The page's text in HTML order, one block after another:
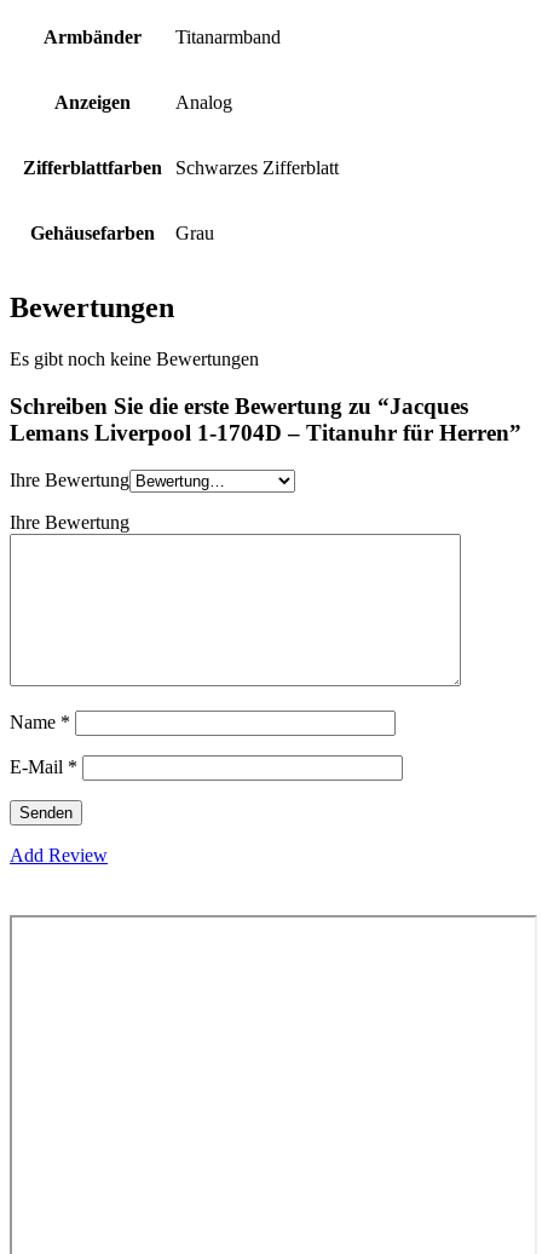
Armbänder Titanarmband
Anzeigen Analog
Zifferblattfarben Schwarzes Zifferblatt
Gehäusefarben Grau
Bewertungen
Es gibt noch keine Bewertungen
Schreiben Sie die erste Bewertung zu “Jacques
Lemans Liverpool 1-1704D – Titanuhr für Herren”
Ihre Bewertung
Ihre Bewertung
Name *
E-Mail *
Add Review